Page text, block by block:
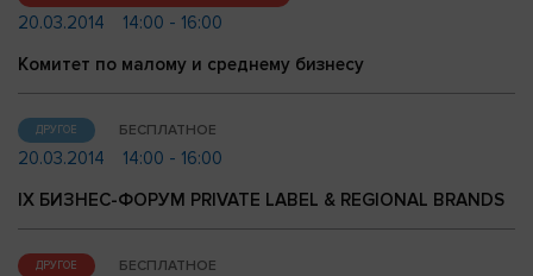
20.03.2014
14:00 - 16:00
Комитет по малому и среднему бизнесу
ДРУГОЕ БЕСПЛАТНОЕ
20.03.2014
14:00 - 16:00
IX БИЗНЕС-ФОРУМ PRIVATE LABEL & REGIONAL BRANDS
ДРУГОЕ БЕСПЛАТНОЕ